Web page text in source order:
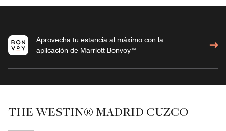
Aprovecha tu estancia al máximo con la
aplicación de Marriott Bonvoy™
THE WESTIN® MADRID CUZCO